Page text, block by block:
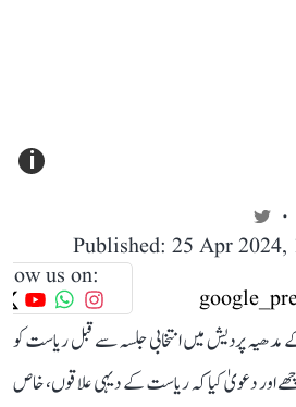
i
Published: 25 Apr 2024,
us on:
پردیش میں انتخابی جلسہ سے قبل ریاست کو
اور دعویٰ کیا کہ ریاست کے دیہی علاقوں، خاص